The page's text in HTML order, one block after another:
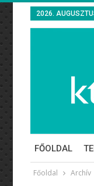
2026.
FŐOLDAL
Főoldal Archív